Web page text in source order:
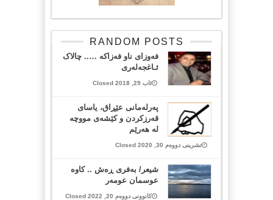
RANDOM POSTS
فەوزای ناو فەزاکە ….. چالاک
ئـاغجەلەری
ئاب 29, 2018 Closed
پەرلەمانی عێڕاق، یاسای
قەرزکردن و کێشەی مووچە
لە هەرێم
تشرینی دووەم 30, 2020 Closed
شیعر/ بەفری ڕەش .. کاوە
عوسمان عومەر
کانوونی دووەم 20, 2022 Closed